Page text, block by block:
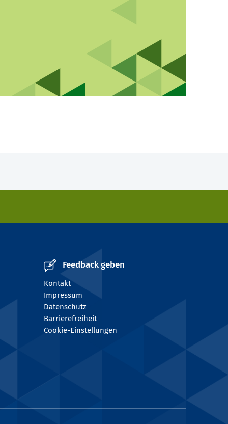
Feedback geben
Kontakt
Impressum
Datenschutz
Barrierefreiheit
Cookie-Einstellungen